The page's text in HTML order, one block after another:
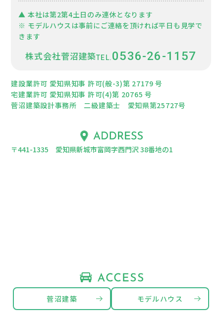
▲ 本社は第2第4土日のみ連休となります
※ モデルハウスは事前にご連絡を頂ければ平日も見学で
きます
株式会社菅沼建築 0536-26-1157
建設業許可 愛知県知事 許可(般-3)第 27179 号
宅建業許可 愛知県知事 許可(4)第 20765 号
菅沼建築設計事務所 二級建築士 愛知県第25727号
〒441-1335 愛知県新城市富岡字西門沢 38番地の1
菅沼建築 モデルハウス